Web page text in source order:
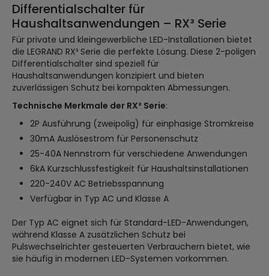
Differentialschalter für
Haushaltsanwendungen – RX³ Serie
Für private und kleingewerbliche LED-Installationen bietet
die LEGRAND RX³ Serie die perfekte Lösung. Diese 2-poligen
Differentialschalter sind speziell für
Haushaltsanwendungen konzipiert und bieten
zuverlässigen Schutz bei kompakten Abmessungen.
Technische Merkmale der RX³ Serie:
2P Ausführung (zweipolig) für einphasige Stromkreise
30mA Auslösestrom für Personenschutz
25-40A Nennstrom für verschiedene Anwendungen
6kA Kurzschlussfestigkeit für Haushaltsinstallationen
220-240V AC Betriebsspannung
Verfügbar in Typ AC und Klasse A
Der Typ AC eignet sich für Standard-LED-Anwendungen,
während Klasse A zusätzlichen Schutz bei
Pulswechselrichter gesteuerten Verbrauchern bietet, wie
sie häufig in modernen LED-Systemen vorkommen.